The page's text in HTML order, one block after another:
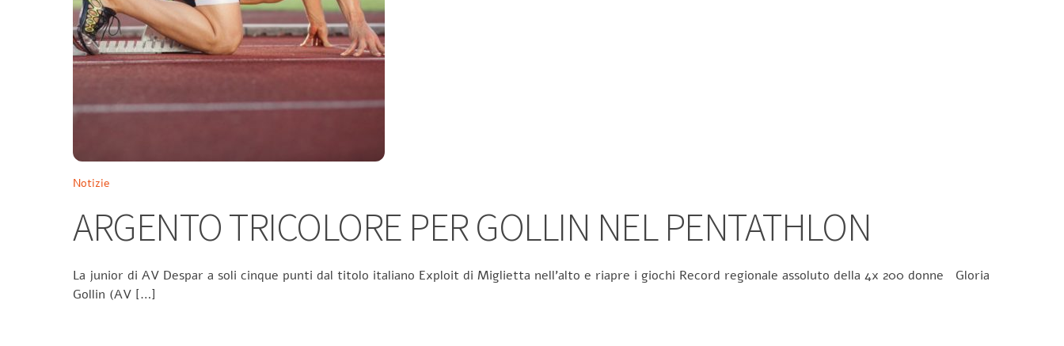
Notizie
ARGENTO TRICOLORE PER GOLLIN NEL PENTATHLON
La junior di AV Despar a soli cinque punti dal titolo italiano Exploit di Miglietta nell’alto e riapre i giochi Record regionale assoluto della 4x 200 donne Gloria
Gollin (AV […]